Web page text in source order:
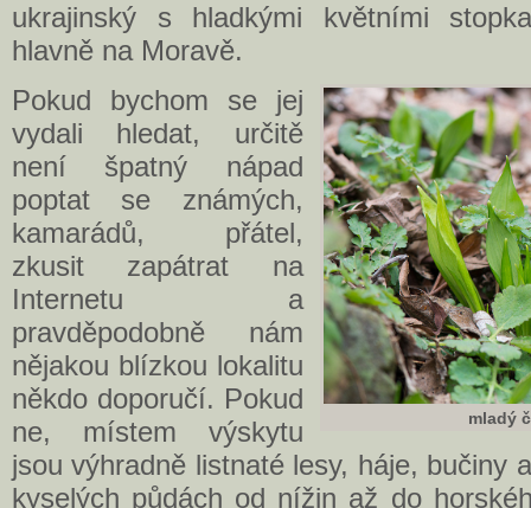
ukrajinský s hladkými květními
hlavně na Moravě.
mladý
Pokud bychom se jej
vydali hledat, určitě
není špatný nápad
poptat se známých,
kamarádů, přátel,
zkusit zapátrat na
Internetu a
pravděpodobně nám
nějakou blízkou lokalitu
někdo doporučí. Pokud
ne, místem výskytu
jsou výhradně listnaté lesy, háje, bučiny
kyselých půdách od nížin až do